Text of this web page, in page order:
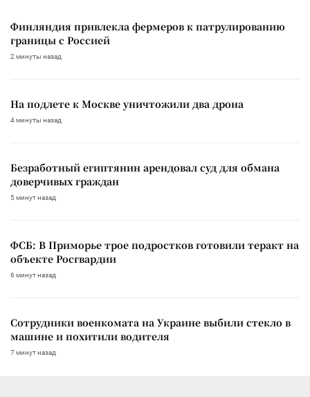
Финляндия привлекла фермеров к патрулированию
границы с Россией
2 минуты назад
На подлете к Москве уничтожили два дрона
4 минуты назад
Безработный египтянин арендовал суд для обмана
доверчивых граждан
5 минут назад
ФСБ: В Приморье трое подростков готовили теракт на
объекте Росгвардии
6 минут назад
Сотрудники военкомата на Украине выбили стекло в
машине и похитили водителя
7 минут назад